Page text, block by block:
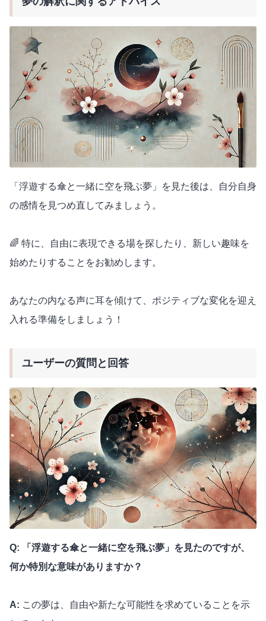
「浮遊する傘と一緒に空を飛ぶ夢」を見た後は、自分自身
の感情を見つめ直してみましょう。
🌈 特に、自由に表現できる場を探したり、新しい趣味を
始めたりすることをお勧めします。
あなたの内なる声に耳を傾けて、ポジティブな変化を迎え
入れる準備をしましょう！
ユーザーの質問と回答
Q: 「浮遊する傘と一緒に空を飛ぶ夢」を見たのですが、
何か特別な意味がありますか？
A: この夢は、自由や新たな可能性を求めていることを示